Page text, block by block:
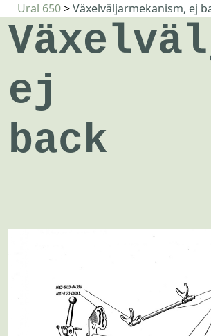
Ural 650>Växelväljarmekanism, ej
ej
back